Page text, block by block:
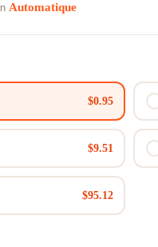
Automatique
$0.95
$9.51
$95.12